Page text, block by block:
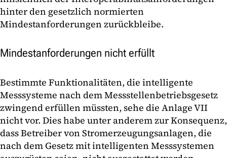
hinter den gesetzlich normierten
Mindestanforderungen zurückbleibe.
Mindestanforderungen nicht erfüllt
Bestimmte Funktionalitäten, die intelligente
Messsysteme nach dem Messstellenbetriebsgesetz
zwingend erfüllen müssten, sehe die Anlage VII
nicht vor. Dies habe unter anderem zur Konsequenz,
dass Betreiber von Stromerzeugungsanlagen, die
nach dem Gesetz mit intelligenten Messsystemen